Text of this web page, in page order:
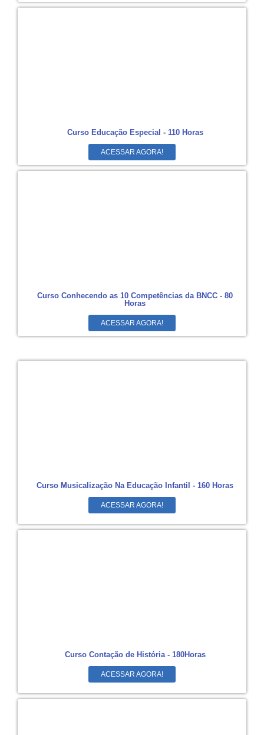
Curso Educação Especial - 110 Horas
ACESSAR AGORA!
Curso Conhecendo as 10 Competências da BNCC - 80
Horas
ACESSAR AGORA!
Curso Musicalização Na Educação Infantil - 160 Horas
ACESSAR AGORA!
Curso Contação de História - 180Horas
ACESSAR AGORA!